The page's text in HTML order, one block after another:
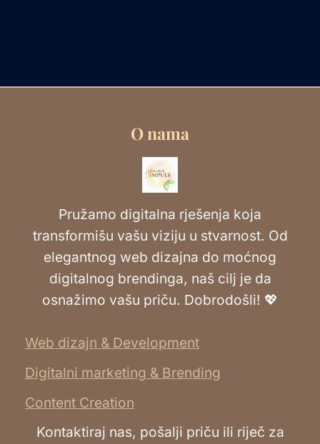
O nama
Pružamo digitalna rješenja koja
transformišu vašu viziju u stvarnost. Od
elegantnog web dizajna do moćnog
digitalnog brendinga, naš cilj je da
osnažimo vašu priču. Dobrodošli! 💖
Web dizajn & Development
Digitalni marketing & Brending
Content Creation
Kontaktiraj nas, pošalji priču ili riječ za